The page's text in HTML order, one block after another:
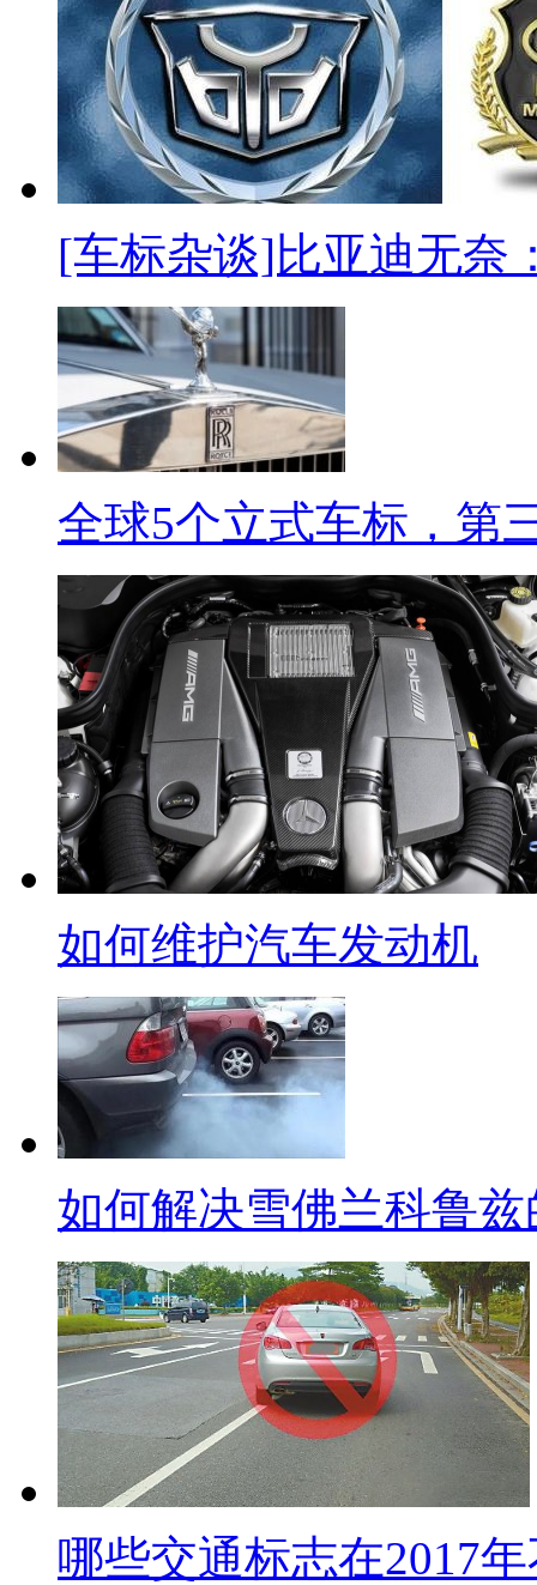
[车标杂谈]比亚迪无奈
全球5个立式车标，第
如何维护汽车发动机
如何解决雪佛兰科鲁
哪些交通标志在2017